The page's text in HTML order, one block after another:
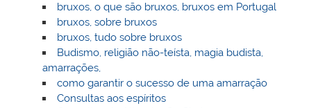
bruxos, o que são bruxos, bruxos em Portugal
bruxos, sobre bruxos
bruxos, tudo sobre bruxos
Budismo, religião não-teísta, magia budista,
amarrações,
como garantir o sucesso de uma amarração
Consultas aos espíritos